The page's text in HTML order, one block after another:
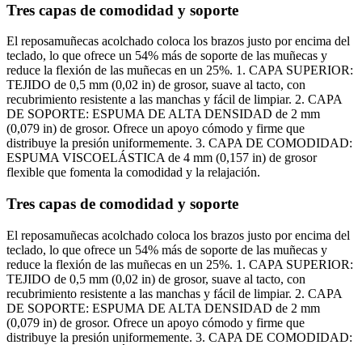
Tres capas de comodidad y soporte
El reposamuñecas acolchado coloca los brazos justo por encima del
teclado, lo que ofrece un 54% más de soporte de las muñecas y
reduce la flexión de las muñecas en un 25%. 1. CAPA SUPERIOR:
TEJIDO de 0,5 mm (0,02 in) de grosor, suave al tacto, con
recubrimiento resistente a las manchas y fácil de limpiar. 2. CAPA
DE SOPORTE: ESPUMA DE ALTA DENSIDAD de 2 mm
(0,079 in) de grosor. Ofrece un apoyo cómodo y firme que
distribuye la presión uniformemente. 3. CAPA DE COMODIDAD:
ESPUMA VISCOELÁSTICA de 4 mm (0,157 in) de grosor
flexible que fomenta la comodidad y la relajación.
Tres capas de comodidad y soporte
El reposamuñecas acolchado coloca los brazos justo por encima del
teclado, lo que ofrece un 54% más de soporte de las muñecas y
reduce la flexión de las muñecas en un 25%. 1. CAPA SUPERIOR:
TEJIDO de 0,5 mm (0,02 in) de grosor, suave al tacto, con
recubrimiento resistente a las manchas y fácil de limpiar. 2. CAPA
DE SOPORTE: ESPUMA DE ALTA DENSIDAD de 2 mm
(0,079 in) de grosor. Ofrece un apoyo cómodo y firme que
distribuye la presión uniformemente. 3. CAPA DE COMODIDAD: